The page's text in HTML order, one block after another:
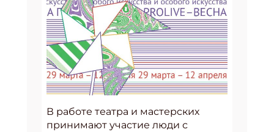
В работе театра и мастерских
принимают участие люди с